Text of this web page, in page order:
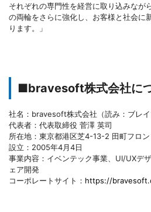
それぞれの専門性を経営に取り込みなが
の両輪をさらに強化し、お客様と社会に
ります。」
■bravesoft株式会社に
社名：bravesoft株式会社（読み：ブレイ
代表者：代表取締役 菅澤 英司
所在地：東京都港区芝4-13-2 田町フロ
設立：2005年4月4日
事業内容：イベンテック事業、UI/UXデ
ェア開発
コーポレートサイト： https://